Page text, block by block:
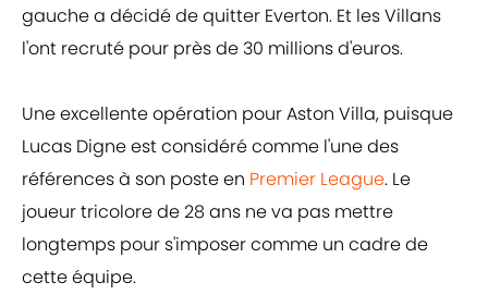
gauche a décidé de quitter Everton. Et les Villans
l'ont recruté pour près de 30 millions d'euros.
Une excellente opération pour Aston Villa, puisque
Lucas Digne est considéré comme l'une des
références à son poste en Premier League. Le
joueur tricolore de 28 ans ne va pas mettre
longtemps pour s'imposer comme un cadre de
cette équipe.